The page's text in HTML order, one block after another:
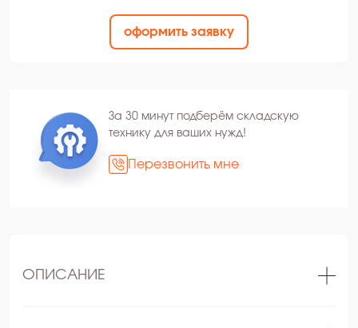
оформить заявку
За 30 минут подберём складскую
технику для ваших нужд!
Перезвонить мне
ОПИСАНИЕ